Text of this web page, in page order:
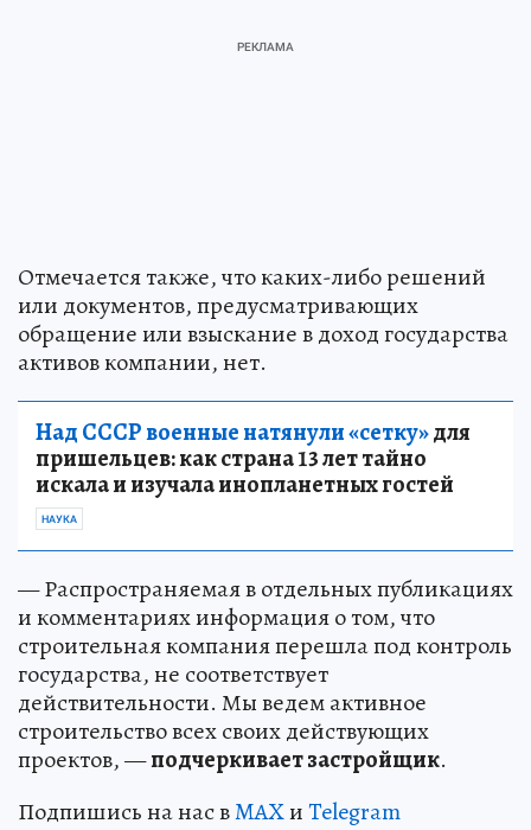
Отмечается также, что каких-либо решений
или документов, предусматривающих
обращение или взыскание в доход государства
активов компании, нет.
Над СССР военные натянули «сетку»для
пришельцев: как страна 13 лет тайно
искала и изучала инопланетных гостей
НАУКА
— Распространяемая в отдельных публикациях
и комментариях информация о том, что
строительная компания перешла под контроль
государства, не соответствует
действительности. Мы ведем активное
строительство всех своих действующих
проектов, —подчеркивает застройщик.
Подпишись на нас вMAXиTelegram